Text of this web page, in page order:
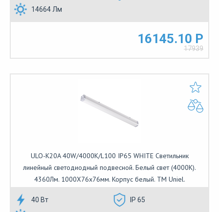
14664 Лм
16145.10 Р
17939
ULO-K20A 40W/4000K/L100 IP65 WHITE Светильник
линейный светодиодный подвесной. Белый свет (4000К).
4360Лм. 1000Х76х76мм. Корпус белый. TM Uniel.
40 Вт
IP 65